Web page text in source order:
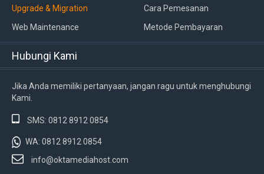
Upgrade & Migration
Web Maintenance
Cara Pemesanan
Metode Pembayaran
Hubungi Kami
Jika Anda memiliki pertanyaan, jangan ragu untuk menghubungi
Kami.
SMS: 0812 8912 0854
WA: 0812 8912 0854
info@oktamediahost.com